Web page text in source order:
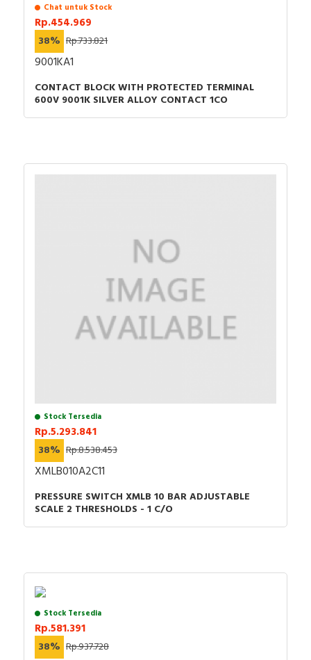
Chat untuk Stock
Rp.454.969
38% Rp.733.821
9001KA1
CONTACT BLOCK WITH PROTECTED TERMINAL
600V 9001K SILVER ALLOY CONTACT 1CO
Stock Tersedia
Rp.5.293.841
38% Rp.8.538.453
XMLB010A2C11
PRESSURE SWITCH XMLB 10 BAR ADJUSTABLE
SCALE 2 THRESHOLDS - 1 C/O
Stock Tersedia
Rp.581.391
38% Rp.937.728